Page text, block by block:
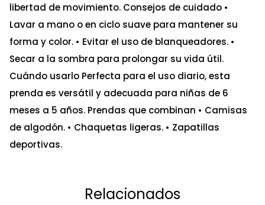
libertad de movimiento. Consejos de cuidado •
Lavar a mano o en ciclo suave para mantener su
forma y color. • Evitar el uso de blanqueadores. •
Secar a la sombra para prolongar su vida útil.
Cuándo usarlo Perfecta para el uso diario, esta
prenda es versátil y adecuada para niñas de 6
meses a 5 años. Prendas que combinan • Camisas
de algodón. • Chaquetas ligeras. • Zapatillas
deportivas.
Relacionados